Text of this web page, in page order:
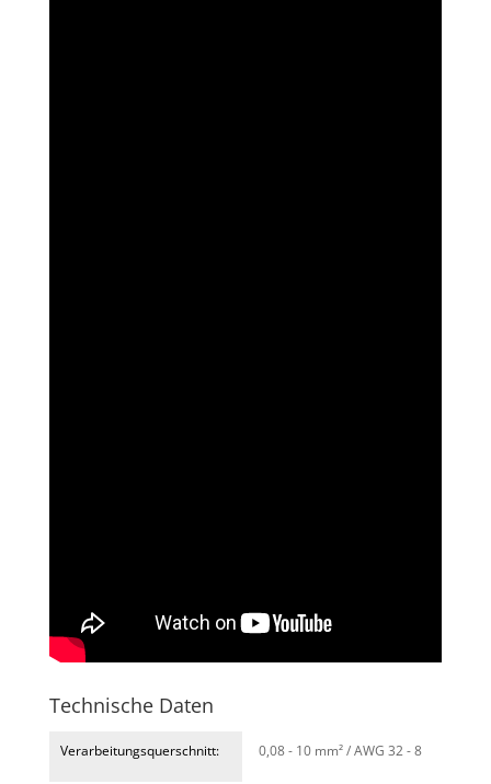
Technische Daten
Verarbeitungsquerschnitt: 0,08 - 10 mm² / AWG 32 - 8